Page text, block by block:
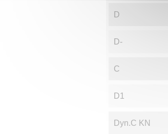
D
D-
C
D1
Dyn.C KN